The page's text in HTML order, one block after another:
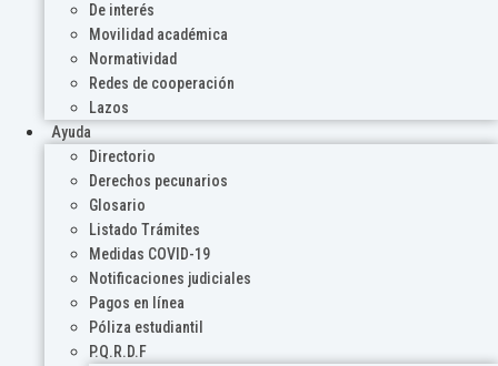
De interés
Movilidad académica
Normatividad
Redes de cooperación
Lazos
Ayuda
Directorio
Derechos pecunarios
Glosario
Listado Trámites
Medidas COVID-19
Notificaciones judiciales
Pagos en línea
Póliza estudiantil
P.Q.R.D.F